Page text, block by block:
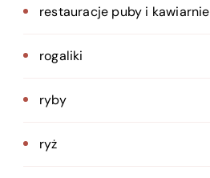
restauracje puby i kawiarnie
rogaliki
ryby
ryż